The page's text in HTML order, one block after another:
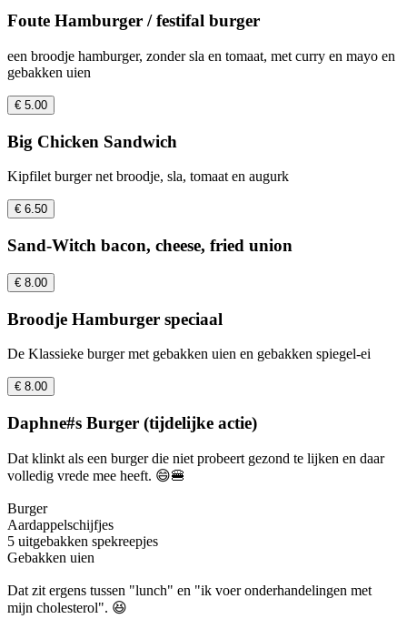
Foute Hamburger / festifal burger
een broodje hamburger, zonder sla en tomaat, met curry en mayo en
gebakken uien
€ 5.00
Big Chicken Sandwich
Kipfilet burger net broodje, sla, tomaat en augurk
€ 6.50
Sand-Witch bacon, cheese, fried union
€ 8.00
Broodje Hamburger speciaal
De Klassieke burger met gebakken uien en gebakken spiegel-ei
€ 8.00
Daphne#s Burger (tijdelijke actie)
Dat klinkt als een burger die niet probeert gezond te lijken en daar
volledig vrede mee heeft. 😄🍔
Burger
Aardappelschijfjes
5 uitgebakken spekreepjes
Gebakken uien
Dat zit ergens tussen "lunch" en "ik voer onderhandelingen met
mijn cholesterol". 😆